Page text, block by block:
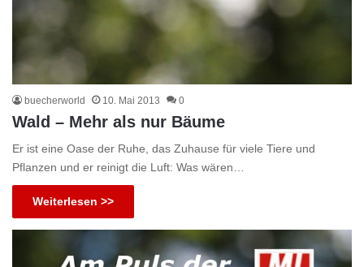
buecherworld 10. Mai 2013 0
Wald – Mehr als nur Bäume
Er ist eine Oase der Ruhe, das Zuhause für viele Tiere und
Pflanzen und er reinigt die Luft: Was wären…
Weiterlesen >>